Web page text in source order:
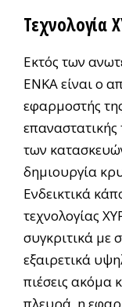
Τεχνολογία
Εκτός των
ΕΝΚΑ είναι ο
εφαρμοστής
των
δημιουργία
Ενδεικτικά
τεχνολογίας
συγκριτικά με
εξαιρετικά
πιέσεις ακόμα